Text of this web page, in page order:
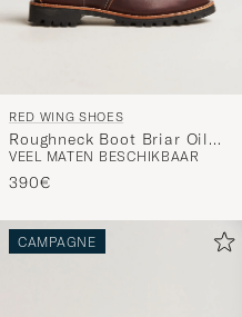
RED WING SHOES
Roughneck Boot Briar Oil
Slick Leather
VEEL MATEN BESCHIKBAAR
390€
CAMPAGNE